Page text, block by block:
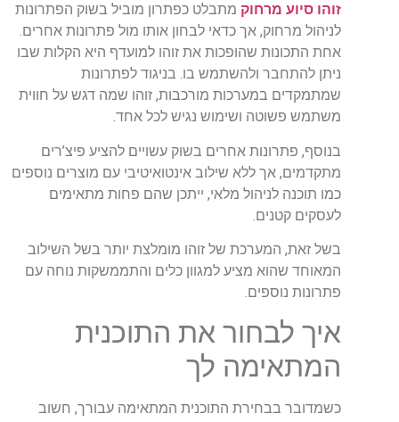
זוהו סיוע מרחוק מתבלט כפתרון מוביל בשוק הפתרונות
לניהול מרחוק, אך כדאי לבחון אותו מול פתרונות אחרים.
אחת התכונות שהופכות את זוהו למועדף היא הקלות שבו
ניתן להתחבר ולהשתמש בו. בניגוד לפתרונות
שמתמקדים במערכות מורכבות, זוהו שמה דגש על חווית
משתמש פשוטה ושימוש נגיש לכל אחד.
בנוסף, פתרונות אחרים בשוק עשויים להציע פיצ’רים
מתקדמים, אך ללא שילוב אינטואיטיבי עם מוצרים נוספים
כמו תוכנה לניהול מלאי, ייתכן שהם פחות מתאימים
לעסקים קטנים.
בשל זאת, המערכת של זוהו מומלצת יותר בשל השילוב
המאוחד שהוא מציע למגוון כלים והתממשקות נוחה עם
פתרונות נוספים.
איך לבחור את התוכנית
המתאימה לך
כשמדובר בבחירת התוכנית המתאימה עבורך, חשוב